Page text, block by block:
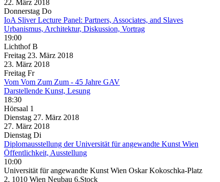
22. März 2018
Donnerstag Do
IoA Sliver Lecture Panel: Partners, Associates, and Slaves
Urbanismus, Architektur, Diskussion, Vortrag
19:00
Lichthof B
Freitag 23. März 2018
23. März 2018
Freitag Fr
Vom Vom Zum Zum - 45 Jahre GAV
Darstellende Kunst, Lesung
18:30
Hörsaal 1
Dienstag 27. März 2018
27. März 2018
Dienstag Di
Diplomausstellung der Universität für angewandte Kunst Wien
Öffentlichkeit, Ausstellung
10:00
Universität für angewandte Kunst Wien Oskar Kokoschka-Platz
2, 1010 Wien Neubau 6.Stock